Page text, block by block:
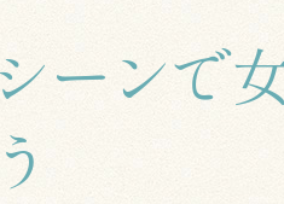
市旭区でディナーを楽しむ女
計画的な予約と下見の重要性
全員が楽しむための参加者ニ
飲み放題の選択肢を活かした
ーンで